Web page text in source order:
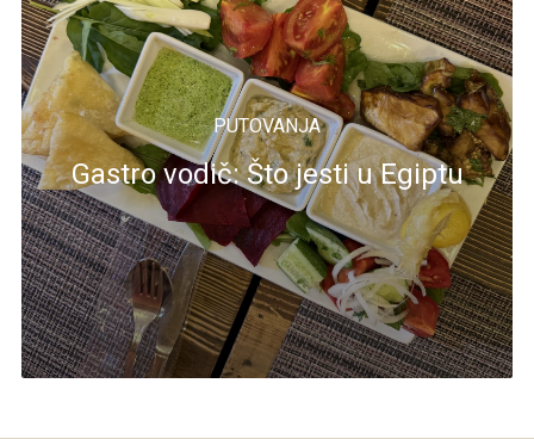
PUTOVANJA
Gastro vodič: Što jesti u Egiptu